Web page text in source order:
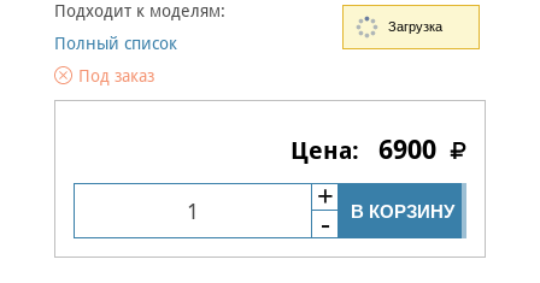
Подходит к моделям:
Полный список
Под заказ
6900
В КОРЗИНУ
Загрузка